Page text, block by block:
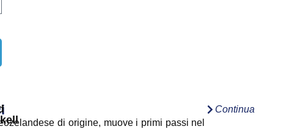
di origine, muove i primi passi nel
Continua